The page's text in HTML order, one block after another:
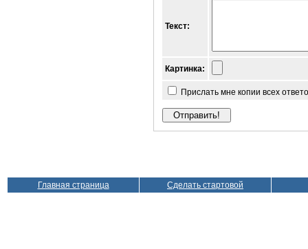
Текст:
Картинка:
Прислать мне копии всех
Главная страница Сделать стартовой